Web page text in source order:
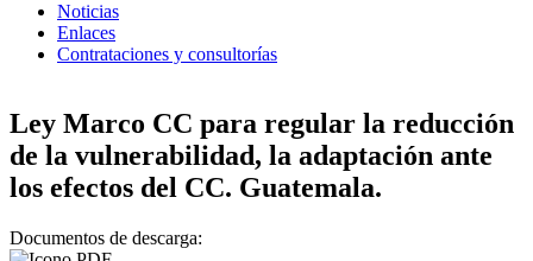
Noticias
Enlaces
Contrataciones y consultorías
Ley Marco CC para regular la reducción
de la vulnerabilidad, la adaptación ante
los efectos del CC. Guatemala.
Documentos de descarga: